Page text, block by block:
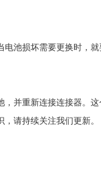
池损坏需要更换时，
并重新连接连接器。
请持续关注我们更新。